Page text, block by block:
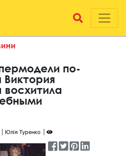
по-
Юлія Туренко